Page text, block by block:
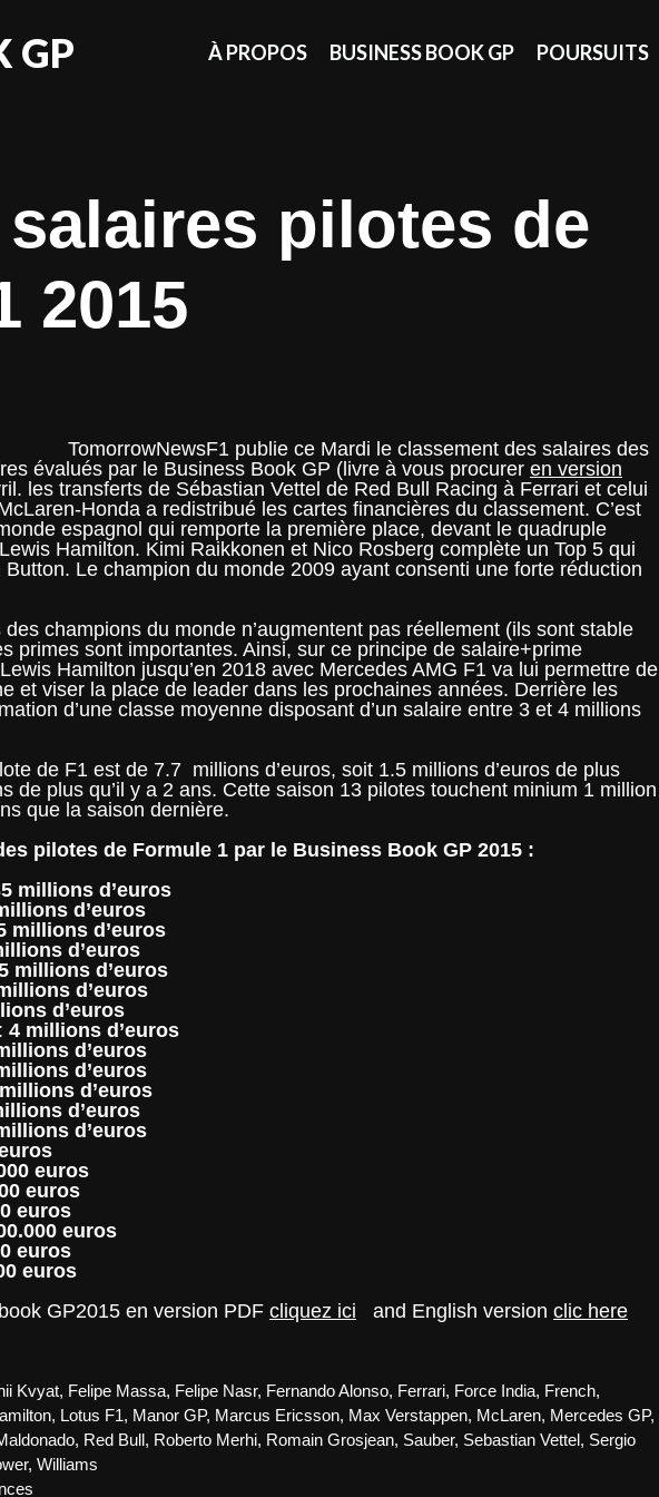
GP À PROPOS BUSINESS BOOK GP POURSUITS
pilotes de
2015
TomorrowNewsF1 publie ce Mardi le classement des salaires des
évalués par le Business Book GP (livre à vous procurer en version
les transferts de Sébastian Vettel de Red Bull Racing à Ferrari et celui
Honda a redistribué les cartes financières du classement. C’est
espagnol qui remporte la première place, devant le quadruple
Hamilton. Kimi Raikkonen et Nico Rosberg complète un Top 5 qui
Le champion du monde 2009 ayant consenti une forte réduction
champions du monde n’augmentent pas réellement (ils sont stable
primes sont importantes. Ainsi, sur ce principe de salaire+prime
Hamilton jusqu’en 2018 avec Mercedes AMG F1 va lui permettre de
et viser la place de leader dans les prochaines années. Derrière les
d’une classe moyenne disposant d’un salaire entre 3 et 4 millions
de F1 est de 7.7 millions d’euros, soit 1.5 millions d’euros de plus
de plus qu’il y a 2 ans. Cette saison 13 pilotes touchent minium 1 million
que la saison dernière.
pilotes de Formule 1 par le Business Book GP 2015 :
millions d’euros
d’euros
millions d’euros
d’euros
millions d’euros
d’euros
d’euros
4 millions d’euros
d’euros
d’euros
d’euros
d’euros
d’euros
euros
euros
euros
euros
euros
euros
GP2015 en version PDF cliquez ici and English version clic here
Kvyat, Felipe Massa, Felipe Nasr, Fernando Alonso, Ferrari, Force India, French,
, Lotus F1, Manor GP, Marcus Ericsson, Max Verstappen, McLaren, Mercedes GP,
, Red Bull, Roberto Merhi, Romain Grosjean, Sauber, Sebastian Vettel, Sergio
, Williams